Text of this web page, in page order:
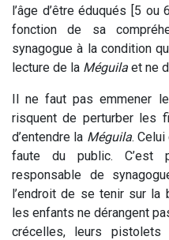
l’âge d’être éduqués [5
fonction de sa
synagogue à la condition
lecture de la Méguila et ne
Il ne faut pas emmener
risquent de perturber les
d’entendre la Méguila.
faute du public. C’est
responsable de
l’endroit de se tenir sur la
les enfants ne dérangent
crécelles, leurs